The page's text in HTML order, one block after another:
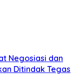
Negosiasi dan
Ditindak Tegas